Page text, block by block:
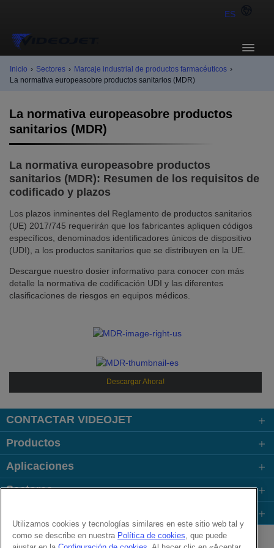
ES
Inicio › Sectores › Marcaje industrial de productos farmacéuticos ›
La normativa europeasobre productos sanitarios (MDR)
La normativa europeasobre productos
sanitarios (MDR)
La normativa europeasobre productos
sanitarios (MDR): Resumen de los requisitos de
codificado y plazos
Los plazos inminentes del Reglamento de productos sanitarios
(UE) 2017/745 requerirán que los fabricantes apliquen códigos
específicos, denominados identificadores únicos de dispositivo
(UDI), a los productos sanitarios que se distribuyen en la UE.
Descargue nuestro dosier informativo para conocer con más
detalle la normativa de codificación UDI y las diferentes
clasificaciones de riesgos en equipos médicos.
Descargar Ahora!
CONTACTAR VIDEOJET
Productos
Aplicaciones
Sectores
Follow us on:
Utilizamos cookies y tecnologías similares en este sitio web tal y
como se describe en nuestra Política de cookies, que puede